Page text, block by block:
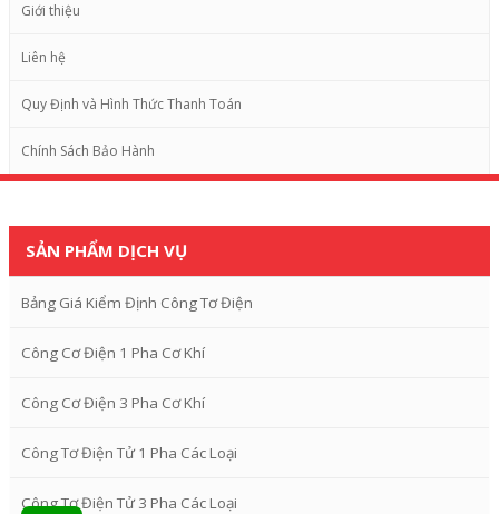
Giới thiệu
Liên hệ
Quy Định và Hình Thức Thanh Toán
Chính Sách Bảo Hành
SẢN PHẨM DỊCH VỤ
Bảng Giá Kiểm Định Công Tơ Điện
Công Cơ Điện 1 Pha Cơ Khí
Công Cơ Điện 3 Pha Cơ Khí
Công Tơ Điện Tử 1 Pha Các Loại
Công Tơ Điện Tử 3 Pha Các Loại